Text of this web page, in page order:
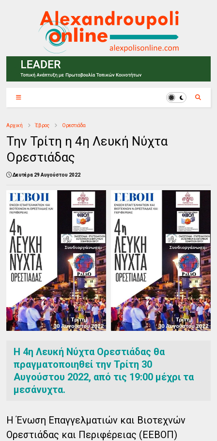
Αρχική Έβρος Ορεστιάδα
Την Τρίτη η 4η Λευκή Νύχτα
Ορεστιάδας
Δευτέρα 29 Αυγούστου 2022
Η 4η Λευκή Νύχτα Ορεστιάδας θα
πραγματοποιηθεί την Τρίτη 30
Αυγούστου 2022, από τις 19:00 μέχρι τα
μεσάνυχτα.
Η Ένωση Επαγγελματιών και Βιοτεχνών
Ορεστιάδας και Περιφέρειας (ΕΕΒΟΠ)